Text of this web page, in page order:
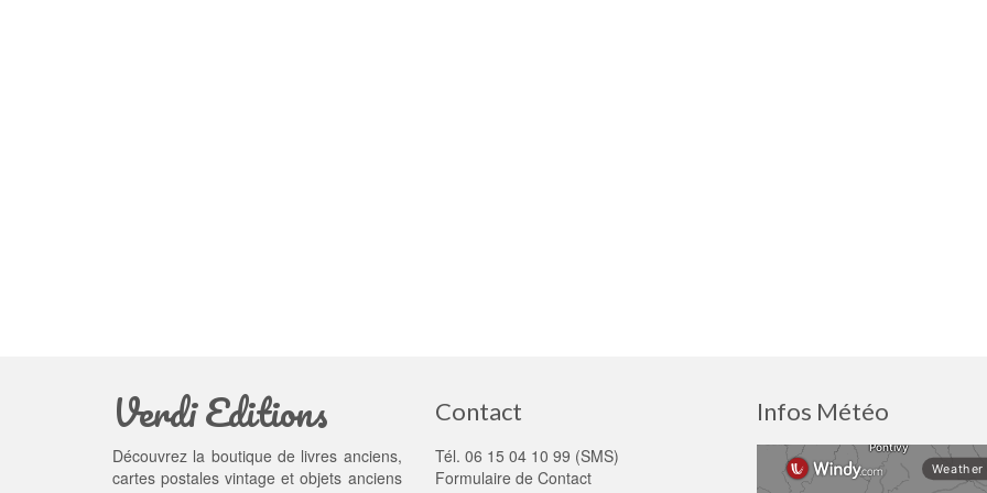
Verdi Editions
Découvrez la boutique de livres anciens,
cartes postales vintage et objets anciens
Contact
Tél. 06 15 04 10 99 (SMS)
Formulaire de Contact
Infos Météo